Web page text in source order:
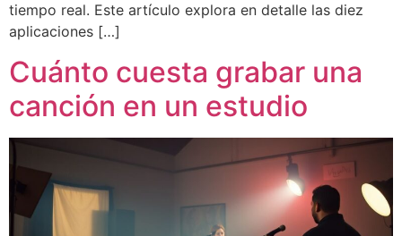
tiempo real. Este artículo explora en detalle las diez
aplicaciones […]
Cuánto cuesta grabar una
canción en un estudio